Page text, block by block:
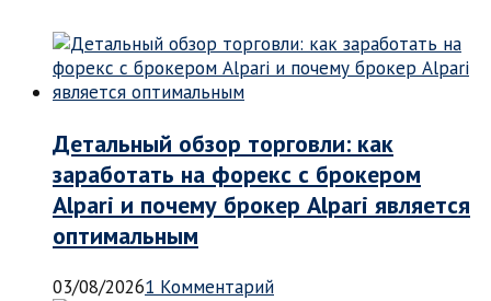
Детальный обзор торговли: как
заработать на форекс с брокером
Alpari и почему брокер Alpari является
оптимальным
03/08/20261 Комментарий